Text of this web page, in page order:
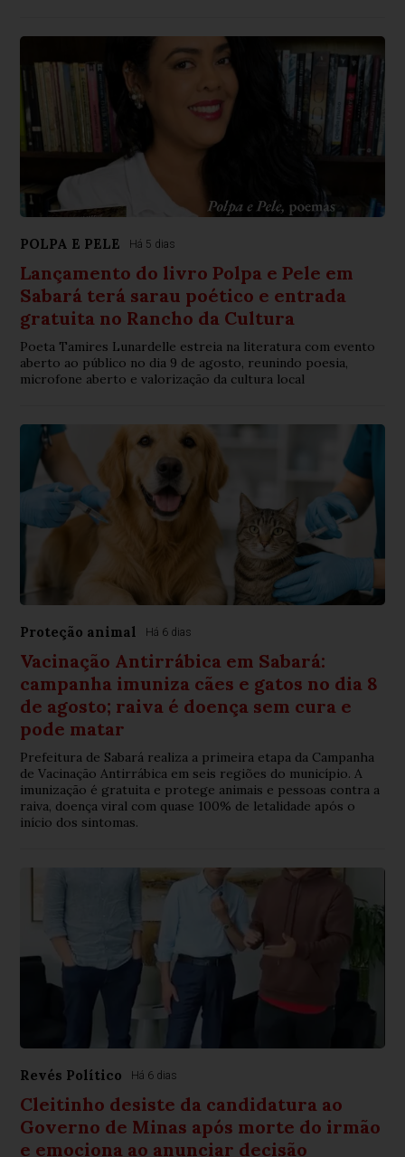
POLPA E PELE Há 5 dias
Lançamento do livro Polpa e Pele em
Sabará terá sarau poético e entrada
gratuita no Rancho da Cultura
Poeta Tamires Lunardelle estreia na literatura com evento
aberto ao público no dia 9 de agosto, reunindo poesia,
microfone aberto e valorização da cultura local
Proteção animal Há 6 dias
Vacinação Antirrábica em Sabará:
campanha imuniza cães e gatos no dia 8
de agosto; raiva é doença sem cura e
pode matar
Prefeitura de Sabará realiza a primeira etapa da Campanha
de Vacinação Antirrábica em seis regiões do município. A
imunização é gratuita e protege animais e pessoas contra a
raiva, doença viral com quase 100% de letalidade após o
início dos sintomas.
Revés Político Há 6 dias
Cleitinho desiste da candidatura ao
Governo de Minas após morte do irmão
e emociona ao anunciar decisão